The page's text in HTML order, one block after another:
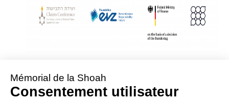
With Assistance from the Conference on Jewish Material Claims Against
Sponsored by the Foundation « Remembrance, Responsibility and Future »
Supported by the German Federal Ministry of Finance